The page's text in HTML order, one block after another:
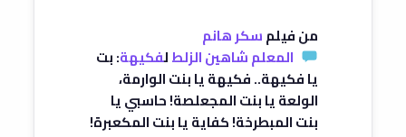
من فيلمسكر هانم
المعلم شاهين الزلطلفكيهة: بت
يا فكيهة.. فكيهة يا بنت الوارمة،
الولعة يا بنت المجعلصة! حاسبي يا
بنت المبطرخة! كفاية يا بنت المكعبرة!